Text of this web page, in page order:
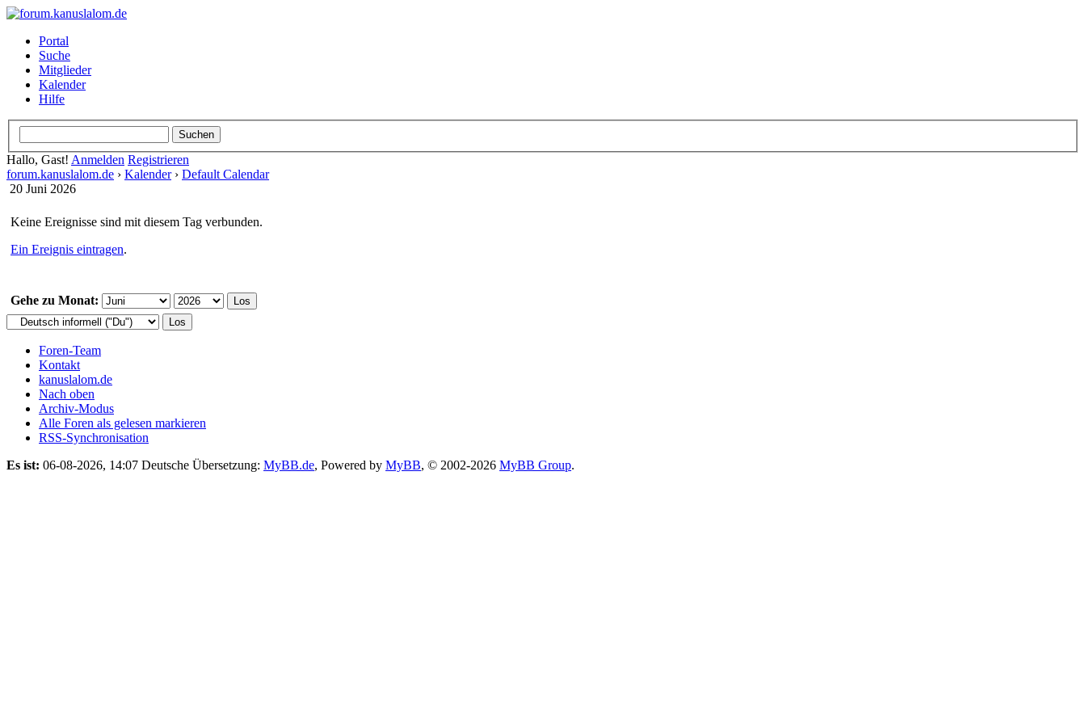
Portal
Suche
Mitglieder
Kalender
Hilfe
Hallo, Gast! Anmelden Registrieren
forum.kanuslalom.de › Kalender› Default Calendar
20 Juni 2026
Keine Ereignisse sind mit diesem Tag verbunden.
Ein Ereignis eintragen.
Gehe zu Monat:
Foren-Team
Kontakt
kanuslalom.de
Nach oben
Archiv-Modus
Alle Foren als gelesen markieren
RSS-Synchronisation
Es ist: 06-08-2026, 14:07 Deutsche Übersetzung: MyBB.de, Powered by MyBB, © 2002-2026 MyBB Group.